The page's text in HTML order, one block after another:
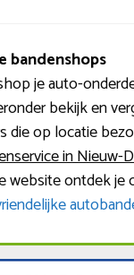
bandenshops
je auto-
bekijk en
die op locatie
in Nieuw-
website ontdek je